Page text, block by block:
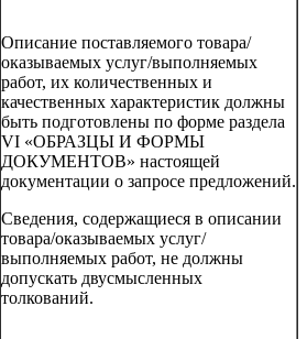
Описание поставляемого товара/
оказываемых услуг/выполняемых
работ, их количественных и
качественных характеристик должны
быть подготовлены по форме раздела
VI «ОБРАЗЦЫ И ФОРМЫ
ДОКУМЕНТОВ» настоящей
документации о запросе предложений.
Сведения, содержащиеся в описании
товара/оказываемых услуг/
выполняемых работ, не должны
допускать двусмысленных
толкований.